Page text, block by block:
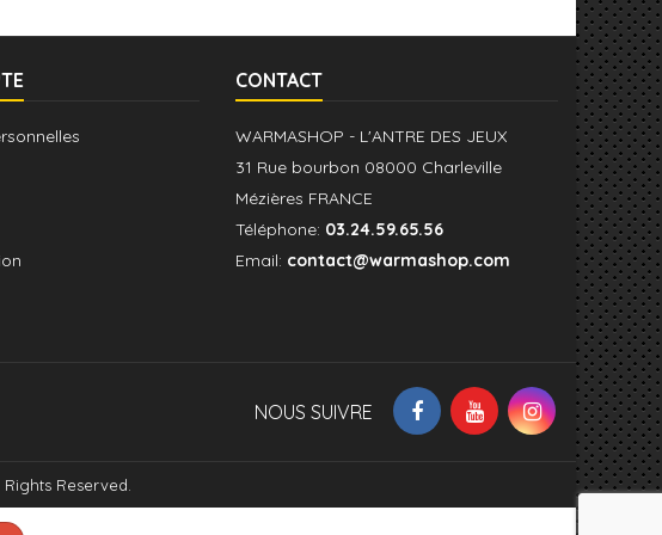
CONTACT
WARMASHOP - L'ANTRE DES JEUX
31 Rue bourbon 08000 Charleville
Mézières FRANCE
Téléphone: 03.24.59.65.56
Email: contact@warmashop.com
NOUS SUIVRE
Rights Reserved.